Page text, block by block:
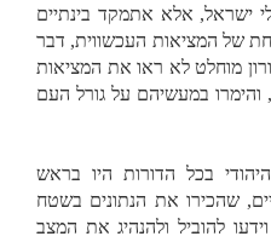
ישראל, אלא אתמקד בינתיים
של המציאות העכשווית, דבר
מוחלט לא ראו את המציאות
והימרו במעשיהם על גורל העם
בכל הדורות היו בראש
שהכירו את הנתונים בשטח
להוביל ולהנהיג את המצב